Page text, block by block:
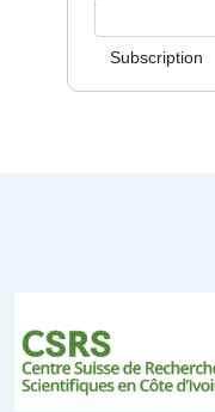
Subscription